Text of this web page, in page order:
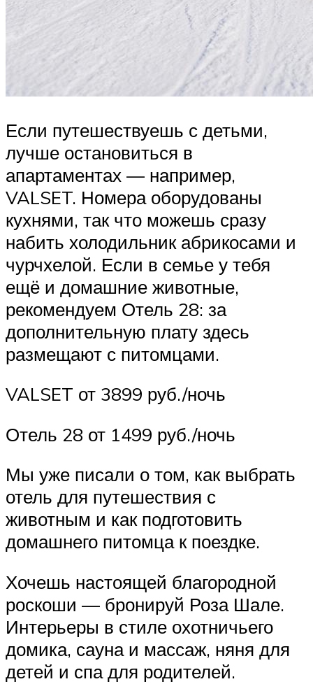
Если путешествуешь с детьми,
лучше остановиться в
апартаментах — например,
VALSET. Номера оборудованы
кухнями, так что можешь сразу
набить холодильник абрикосами и
чурчхелой. Если в семье у тебя
ещё и домашние животные,
рекомендуем Отель 28: за
дополнительную плату здесь
размещают с питомцами.
VALSET от 3899 руб./ночь
Отель 28 от 1499 руб./ночь
Мы уже писали о том, как выбрать
отель для путешествия с
животным и как подготовить
домашнего питомца к поездке.
Хочешь настоящей благородной
роскоши — бронируй Роза Шале.
Интерьеры в стиле охотничьего
домика, сауна и массаж, няня для
детей и спа для родителей.